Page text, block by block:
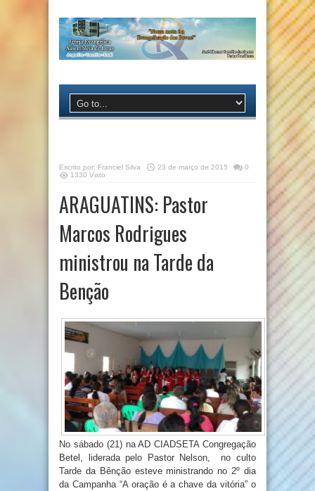
Escrito por: Franciel Silva 23 de março de 2015
0
1330 Visto
ARAGUATINS: Pastor
Marcos Rodrigues
ministrou na Tarde da
Benção
No sábado (21) na AD CIADSETA Congregação
Betel, liderada pelo Pastor Nelson, no culto
Tarde da Bênção esteve ministrando no 2º dia
da Campanha “A oração é a chave da vitória” o